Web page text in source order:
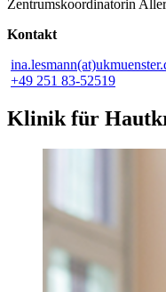
Zentrumskoordinatorin
Kontakt
+49 251 83-52519
Klinik für